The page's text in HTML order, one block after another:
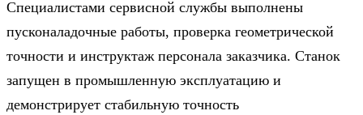
Специалистами сервисной службы выполнены
пусконаладочные работы, проверка геометрической
точности и инструктаж персонала заказчика. Станок
запущен в промышленную эксплуатацию и
демонстрирует стабильную точность